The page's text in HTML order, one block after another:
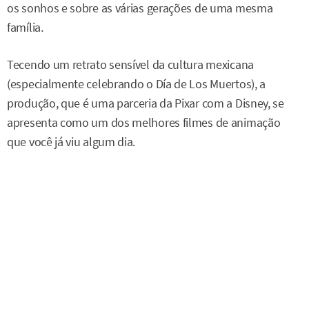
os sonhos e sobre as várias gerações de uma mesma
família.
Tecendo um retrato sensível da cultura mexicana
(especialmente celebrando o Día de Los Muertos), a
produção, que é uma parceria da Pixar com a Disney, se
apresenta como um dos melhores filmes de animação
que você já viu algum dia.